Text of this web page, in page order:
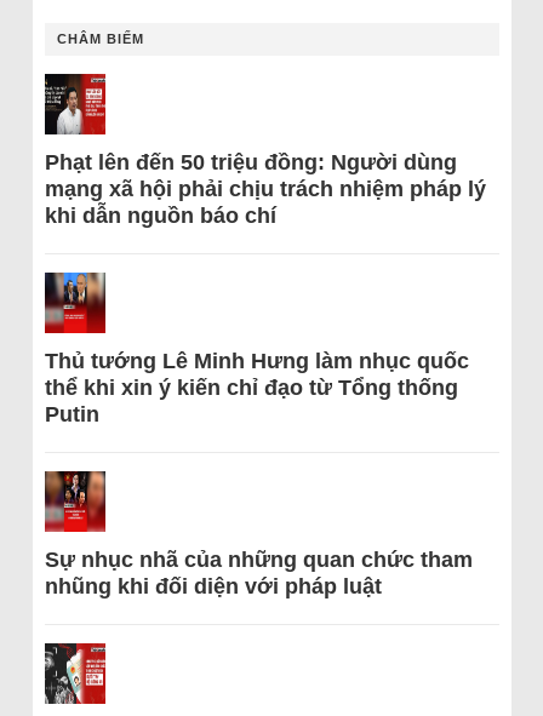
CHÂM BIẾM
Phạt lên đến 50 triệu đồng: Người dùng
mạng xã hội phải chịu trách nhiệm pháp lý
khi dẫn nguồn báo chí
Thủ tướng Lê Minh Hưng làm nhục quốc
thể khi xin ý kiến chỉ đạo từ Tổng thống
Putin
Sự nhục nhã của những quan chức tham
nhũng khi đối diện với pháp luật